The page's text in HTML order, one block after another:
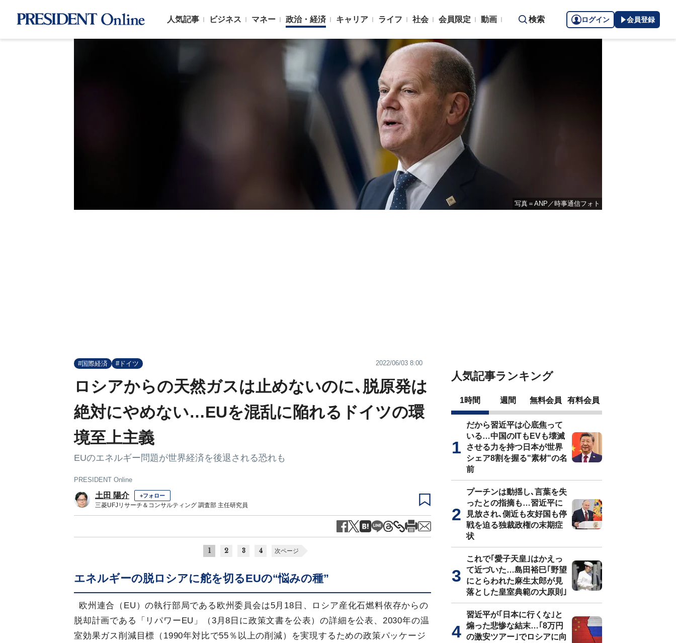
人気記事 ビジネス マネー 政治・経済 キャリア ライフ 社会 会員限定 動画 検索 ログイン 会員登録
写真＝ANP／時事通信フォト
#国際経済 #ドイツ 2022/06/03 8:00
ロシアからの天然ガスは止めないのに､脱原発は
絶対にやめない…EUを混乱に陥れるドイツの環
境至上主義
EUのエネルギー問題が世界経済を後退される恐れも
PRESIDENT Online
土田 陽介 +フォロー
三菱UFJリサーチ＆コンサルティング 調査部 主任研究員
1 2 3 4 次ページ
エネルギーの脱ロシアに舵を切るEUの“悩みの種”
欧州連合（EU）の執行部局である欧州委員会は5月18日、ロシア産化石燃料依存からの
脱却計画である「リパワーEU」（3月8日に政策文書を公表）の詳細を公表、2030年の温
室効果ガス削減目標（1990年対比で55％以上の削減）を実現するための政策パッケージ
人気記事ランキング
1時間 週間 無料会員 有料会員
だから習近平は心底焦って
いる…中国のITもEVも壊滅
させる力を持つ日本が世界
シェア8割を握る"素材"の名
前
プーチンは動揺し､言葉を失
ったとの指摘も…習近平に
見放され､側近も友好国も停
戦を迫る独裁政権の末期症
状
これで｢愛子天皇｣はかえっ
て近づいた…島田裕巳｢野望
にとらわれた麻生太郎が見
落とした皇室典範の大原則｣
習近平が｢日本に行くな｣と
煽った悲惨な結末…｢8万円
の激安ツアー｣でロシアに向